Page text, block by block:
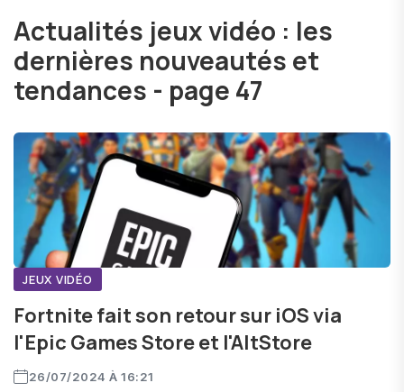
Actualités jeux vidéo : les
dernières nouveautés et
tendances - page 47
JEUX VIDÉO
Fortnite fait son retour sur iOS via
l'Epic Games Store et l'AltStore
26/07/2024 À 16:21